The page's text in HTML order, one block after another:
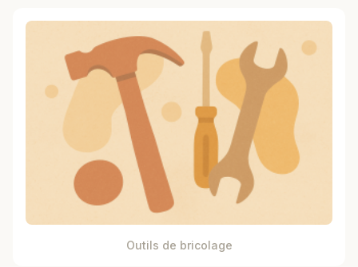
Outils de bricolage